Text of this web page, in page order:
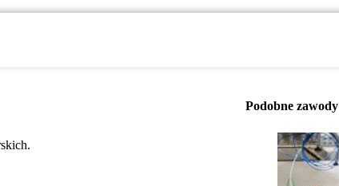
Podobne zawody